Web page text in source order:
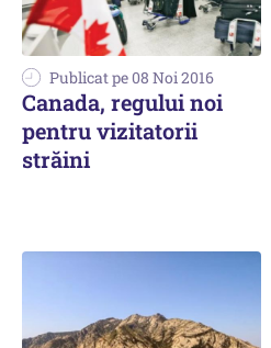
Publicat pe 08 Noi 2016
Canada, regului noi
pentru vizitatorii
străini